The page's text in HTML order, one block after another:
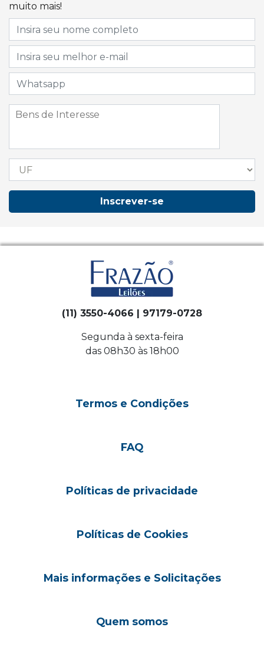
muito mais!
Inscrever-se
(11) 3550-4066 | 97179-0728
Segunda à sexta-feira
das 08h30 às 18h00
Termos e Condições
FAQ
Políticas de privacidade
Políticas de Cookies
Mais informações e Solicitações
Quem somos